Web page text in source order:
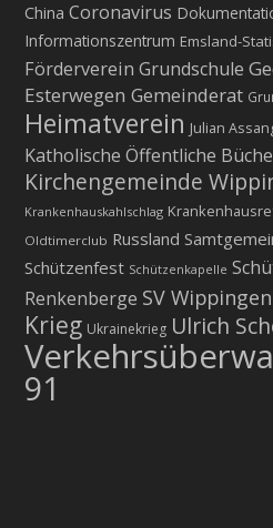
China Coronavirus
Informationszentrum Emsland-
Förderverein Grundschule
Esterwegen Gemeinderat
Heimatverein Julian
Katholische Öffentliche
Kirchengemeinde
Krankenhauskahlschlag
Oldtimerclub Russland
Schützenfest Schützenkapelle
Renkenberge SV Wippingen
Krieg Ukrainekrieg Ulrich
91